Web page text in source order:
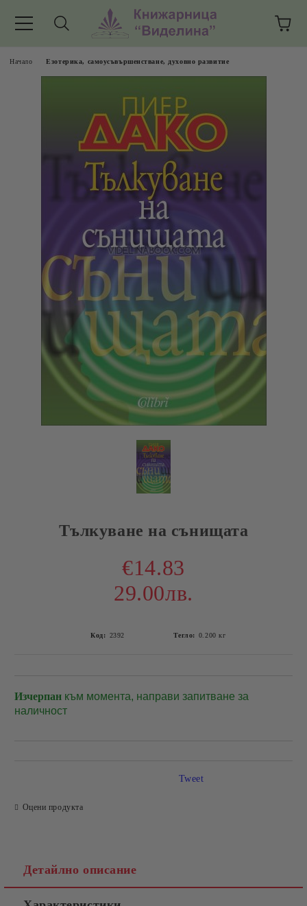
Начало Езотерика, самоусъвършенстване, духовно развитие
Тълкуване на сънищата
€14.83
29.00лв.
Код: 2392 Тегло: 0.200 кг
Изчерпан към момента, направи запитване за
наличност
Оцени продукта
Tweet
Детайлно описание